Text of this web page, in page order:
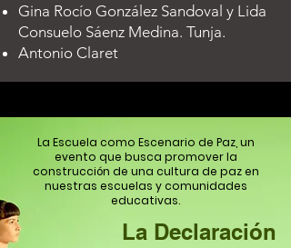
Gina Rocío González Sandoval y Lida
Consuelo Sáenz Medina. Tunja.
Antonio Claret
La Escuela como Escenario de Paz, un
evento que busca promover la
construcción de una cultura de paz en
nuestras escuelas y comunidades
educativas.
La Declaración